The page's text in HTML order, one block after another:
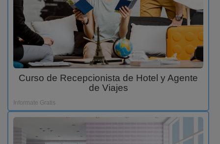
Curso de Recepcionista de Hotel y Agente
de Viajes
Informate Gratis